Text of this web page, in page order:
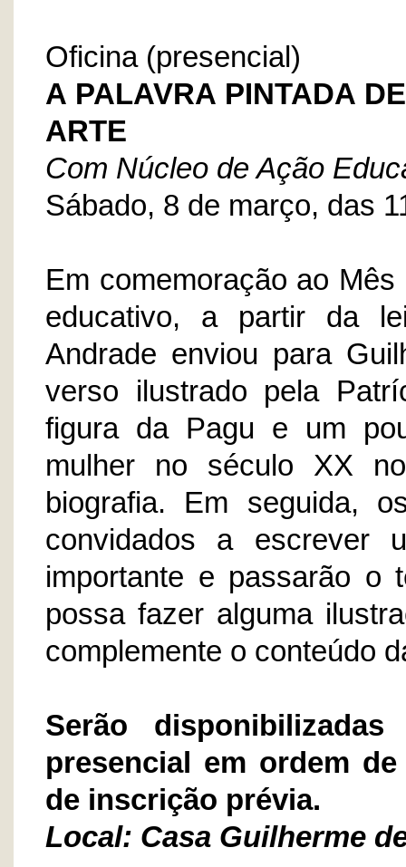
Oficina (presencial)
A PALAVRA PINTADA
ARTE
Com Núcleo de Ação
Sábado, 8 de março, das
Em comemoração ao
educativo, a partir da
Andrade enviou para
verso ilustrado pela
figura da Pagu e um
mulher no século XX
biografia. Em seguida,
convidados a escrever
importante e passarão o
possa fazer alguma
complemente o conteúdo
Serão
presencial em ordem
de inscrição prévia.
Local: Casa Guilherme